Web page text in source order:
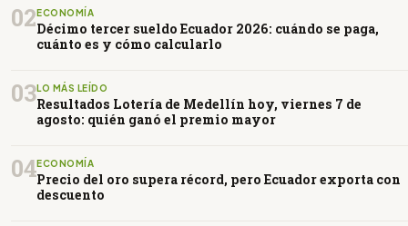
02ECONOMÍA
Décimo tercer sueldo Ecuador 2026: cuándo se paga,
cuánto es y cómo calcularlo
03LO MÁS LEÍDO
Resultados Lotería de Medellín hoy, viernes 7 de
agosto: quién ganó el premio mayor
04ECONOMÍA
Precio del oro supera récord, pero Ecuador exporta con
descuento